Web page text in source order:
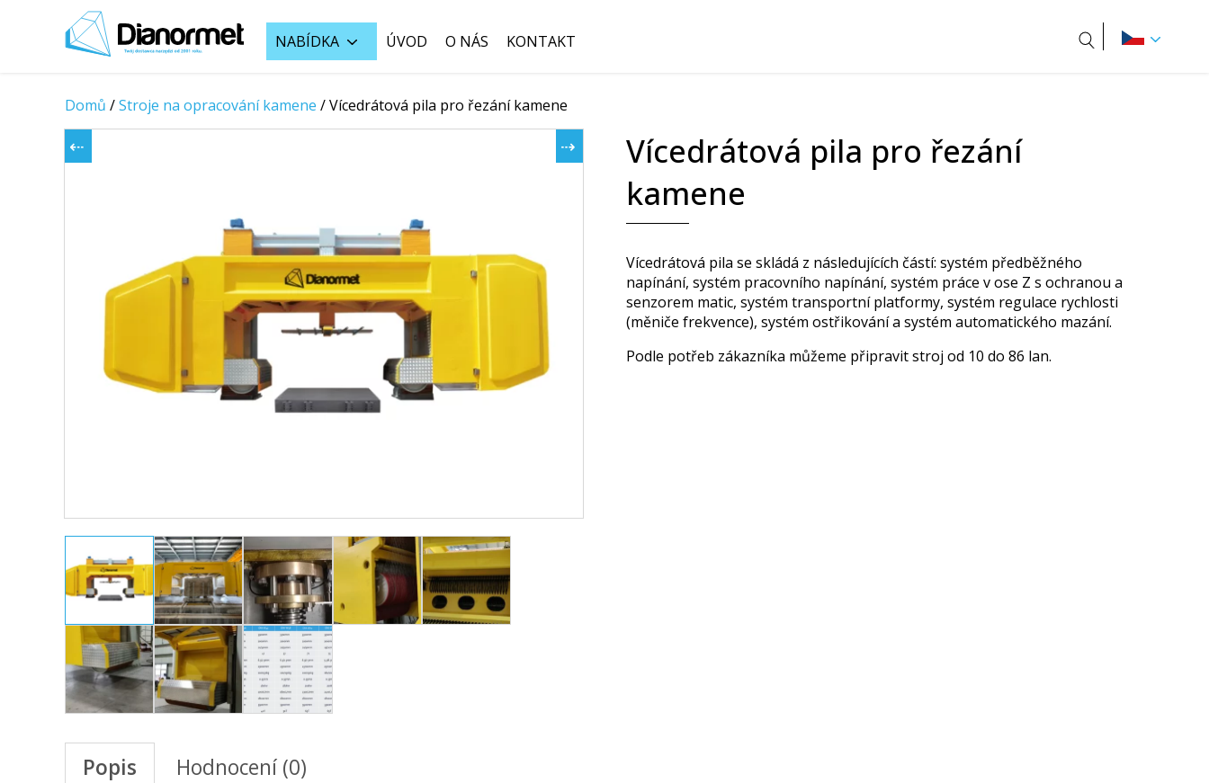
NABÍDKA ÚVOD O NÁS KONTAKT
Domů /Stroje na opracování kamene /Vícedrátová pila pro řezání kamene
Vícedrátová pila pro řezání
kamene
Vícedrátová pila se skládá z následujících částí: systém předběžného
napínání, systém pracovního napínání, systém práce v ose Z s ochranou a
senzorem matic, systém transportní platformy, systém regulace rychlosti
(měniče frekvence), systém ostřikování a systém automatického mazání.
Podle potřeb zákazníka můžeme připravit stroj od 10 do 86 lan.
Popis Hodnocení (0)